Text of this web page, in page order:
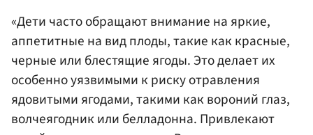
«Дети часто обращают внимание на яркие,
аппетитные на вид плоды, такие как красные,
черные или блестящие ягоды. Это делает их
особенно уязвимыми к риску отравления
ядовитыми ягодами, такими как вороний глаз,
волчеягодник или белладонна. Привлекают